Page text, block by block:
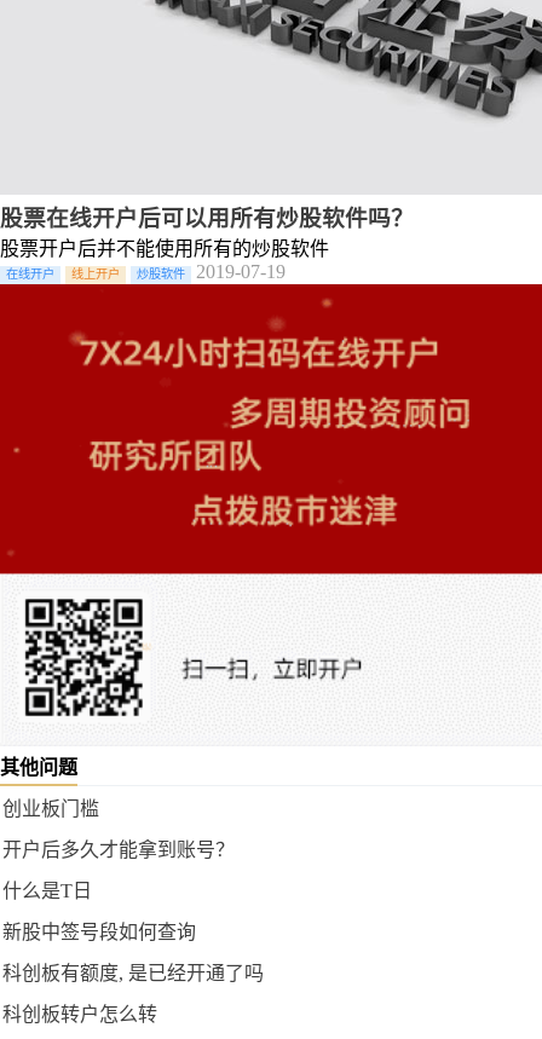
股票在线开户后可以用所有炒股软件吗？
股票开户后并不能使用所有的炒股软件
在线开户 线上开户 炒股软件 2019-07-19
其他问题
创业板门槛
开户后多久才能拿到账号？
什么是T日
新股中签号段如何查询
科创板有额度, 是已经开通了吗
科创板转户怎么转